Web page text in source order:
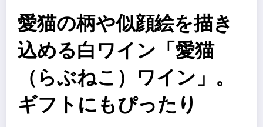
愛猫の柄や似顔絵を描き
込める白ワイン「愛猫
（らぶねこ）ワイン」。
ギフトにもぴったり